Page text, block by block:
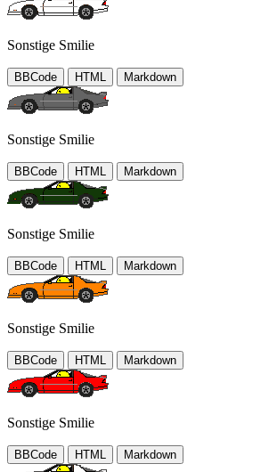
Sonstige Smilie
BBCode HTML Markdown
Sonstige Smilie
BBCode HTML Markdown
Sonstige Smilie
BBCode HTML Markdown
Sonstige Smilie
BBCode HTML Markdown
Sonstige Smilie
BBCode HTML Markdown